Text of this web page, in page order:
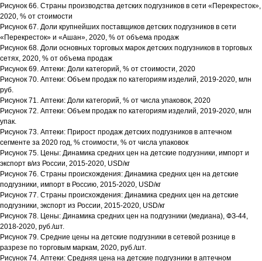
Рисунок 66. Страны производства детских подгузников в сети «Перекресток»,
2020, % от стоимости
Рисунок 67. Доли крупнейших поставщиков детских подгузников в сети
«Перекресток» и «Ашан», 2020, % от объема продаж
Рисунок 68. Доли основных торговых марок детских подгузников в торговых
сетях, 2020, % от объема продаж
Рисунок 69. Аптеки: Доли категорий, % от стоимости, 2020
Рисунок 70. Аптеки: Объем продаж по категориям изделий, 2019-2020, млн
руб.
Рисунок 71. Аптеки: Доли категорий, % от числа упаковок, 2020
Рисунок 72. Аптеки: Объем продаж по категориям изделий, 2019-2020, млн
упак.
Рисунок 73. Аптеки: Прирост продаж детских подгузников в аптечном
сегменте за 2020 год, % стоимости, % от числа упаковок
Рисунок 75. Цены: Динамика средних цен на детские подгузники, импорт и
экспорт в/из России, 2015-2020, USD/кг
Рисунок 76. Страны происхождения: Динамика средних цен на детские
подгузники, импорт в Россию, 2015-2020, USD/кг
Рисунок 77. Страны происхождения: Динамика средних цен на детские
подгузники, экспорт из России, 2015-2020, USD/кг
Рисунок 78. Цены: Динамика средних цен на подгузники (медиана), ФЗ-44,
2018-2020, руб./шт.
Рисунок 79. Средние цены на детские подгузники в сетевой рознице в
разрезе по торговым маркам, 2020, руб./шт.
Рисунок 74. Аптеки: Средняя цена на детские подгузники в аптечном